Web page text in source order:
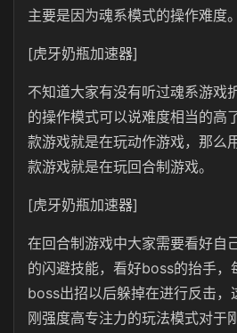
主要是因为魂系模式的操作难度。
[虎牙奶瓶加速器]
不知道大家有没有听过魂系游戏
的操作模式可以说难度相当的高
款游戏就是在玩动作游戏，那么
款游戏就是在玩回合制游戏。
[虎牙奶瓶加速器]
在回合制游戏中大家需要看好自
的闪避技能，看好boss的抬手，
boss出招以后躲掉在进行反击，
刚强度高专注力的玩法模式对于